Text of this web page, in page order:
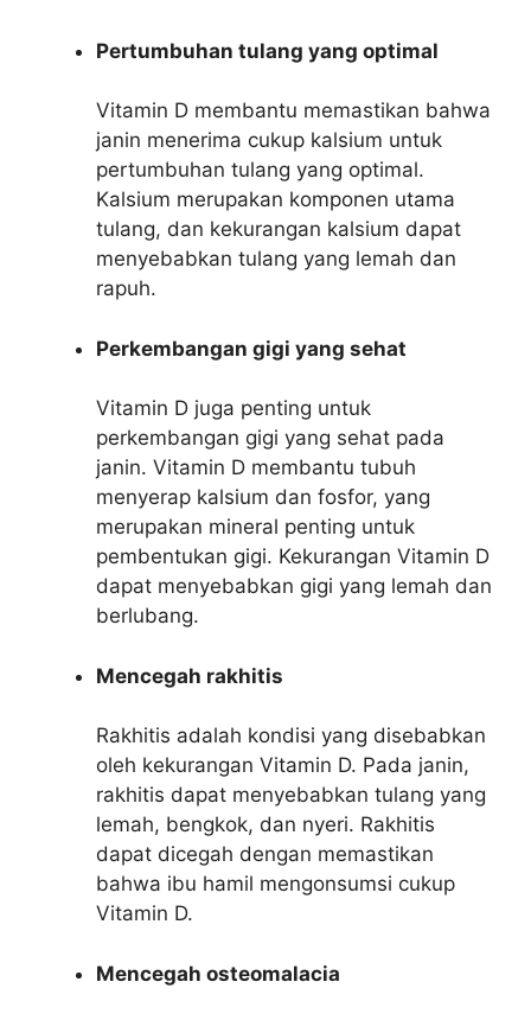
Pertumbuhan tulang yang optimal
Vitamin D membantu memastikan bahwa
janin menerima cukup kalsium untuk
pertumbuhan tulang yang optimal.
Kalsium merupakan komponen utama
tulang, dan kekurangan kalsium dapat
menyebabkan tulang yang lemah dan
rapuh.
Perkembangan gigi yang sehat
Vitamin D juga penting untuk
perkembangan gigi yang sehat pada
janin. Vitamin D membantu tubuh
menyerap kalsium dan fosfor, yang
merupakan mineral penting untuk
pembentukan gigi. Kekurangan Vitamin D
dapat menyebabkan gigi yang lemah dan
berlubang.
Mencegah rakhitis
Rakhitis adalah kondisi yang disebabkan
oleh kekurangan Vitamin D. Pada janin,
rakhitis dapat menyebabkan tulang yang
lemah, bengkok, dan nyeri. Rakhitis
dapat dicegah dengan memastikan
bahwa ibu hamil mengonsumsi cukup
Vitamin D.
Mencegah osteomalacia